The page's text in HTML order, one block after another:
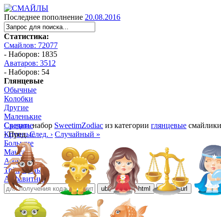
Последнее пополнение 20.08.2016
Статистика:
Смайлов: 72077
- Наборов: 1835
Аватаров: 3512
- Наборов: 54
Глянцевые
Обычные
Колобки
Другие
Маленькие
Средние
Крупные
Большие
Манга
Аниме
Трёхмерные
Алфавитные
ubb bb html ezd url
Скачатьнабор SweetimZodiac из категории глянцевые
‹ Пред. След. › Случайный »